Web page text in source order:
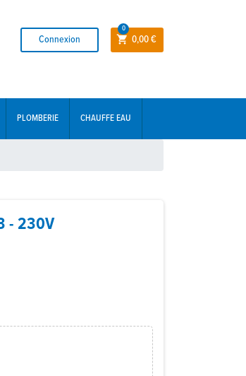
Connexion  0,00 €
0
PLOMBERIE CHAUFFE EAU
- 230V